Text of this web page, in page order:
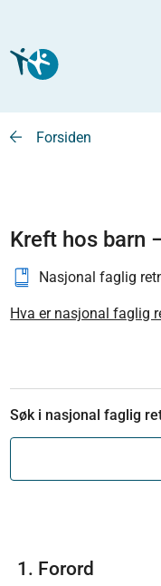
Forsiden
Kreft hos barn
Nasjonal faglig
Hva er nasjonal faglig
Søk i nasjonal faglig
1. Forord